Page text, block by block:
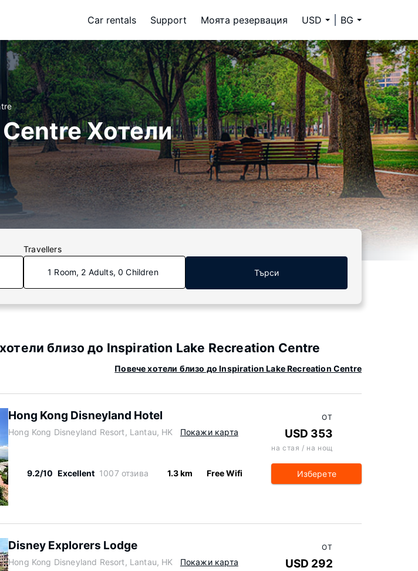
Car rentals Support Моята резервация USD BG
Хотели
Travellers
1 Room, 2 Adults, 0 Children Търси
близо до Inspiration Lake Recreation Centre
Повече хотели близо до Inspiration Lake Recreation Centre
Hong Kong Disneyland Hotel
Hong Kong Disneyland Resort, Lantau, HK Покажи карта
9.2/10 Excellent 1007 отзива 1.3 km Free Wifi
ОТ
USD 353
на стая / на нощ
Изберете
Disney Explorers Lodge
Hong Kong Disneyland Resort, Lantau, HK Покажи карта
ОТ
USD 292